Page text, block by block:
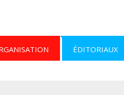
ÉDITORIAUX